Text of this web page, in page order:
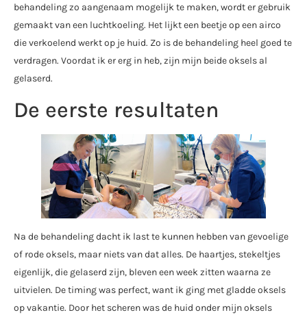
behandeling zo aangenaam mogelijk te maken, wordt er gebruik
gemaakt van een luchtkoeling. Het lijkt een beetje op een airco
die verkoelend werkt op je huid. Zo is de behandeling heel goed te
verdragen. Voordat ik er erg in heb, zijn mijn beide oksels al
gelaserd.
De eerste resultaten
Na de behandeling dacht ik last te kunnen hebben van gevoelige
of rode oksels, maar niets van dat alles. De haartjes, stekeltjes
eigenlijk, die gelaserd zijn, bleven een week zitten waarna ze
uitvielen. De timing was perfect, want ik ging met gladde oksels
op vakantie. Door het scheren was de huid onder mijn oksels